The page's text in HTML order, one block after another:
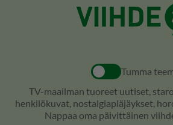
Tumma
TV-maailman tuoreet uutiset,
henkilökuvat, nostalgiapläjäykset,
Nappaa oma päivittäinen